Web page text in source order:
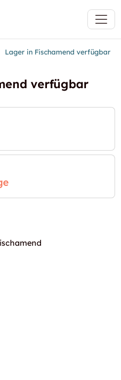
Lager in Fischamend verfügbar
verfügbar